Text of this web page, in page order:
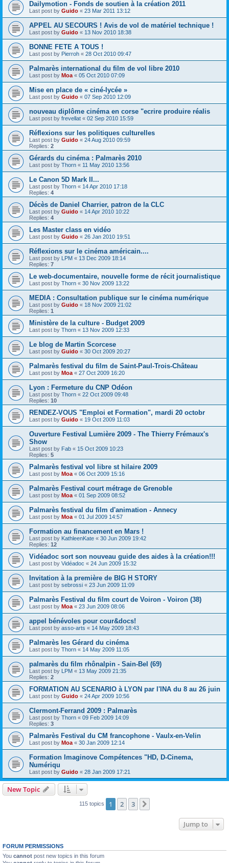
Dailymotion - Fonds de soutien à la création 2011
Last post by Guido « 23 Mar 2011 13:12
APPEL AU SECOURS ! Avis de vol de matériel technique !
Last post by Guido « 13 Nov 2010 18:38
BONNE FETE A TOUS !
Last post by Pierroh « 28 Oct 2010 09:47
Palmarès international du film de vol libre 2010
Last post by Moa « 05 Oct 2010 07:09
Mise en place de « ciné-lycée »
Last post by Guido « 07 Sep 2010 12:09
nouveau diplôme cinéma en corse "ecrire produire réalis
Last post by frevellat « 02 Sep 2010 15:59
Réflexions sur les politiques culturelles
Last post by Guido « 24 Aug 2010 09:59
Replies: 2
Gérards du cinéma : Palmarès 2010
Last post by Thorn « 11 May 2010 13:56
Le Canon 5D Mark II...
Last post by Thorn « 14 Apr 2010 17:18
Replies: 4
Décès de Daniel Charrier, patron de la CLC
Last post by Guido « 14 Apr 2010 10:22
Replies: 4
Les Master class en vidéo
Last post by Guido « 26 Jan 2010 19:51
Réflexions sur le cinéma américain....
Last post by LPM « 13 Dec 2009 18:14
Replies: 7
Le web-documentaire, nouvelle forme de récit journalistique
Last post by Thorn « 30 Nov 2009 13:22
MEDIA : Consultation publique sur le cinéma numérique
Last post by Guido « 18 Nov 2009 21:02
Replies: 1
Ministère de la culture - Budget 2009
Last post by Thorn « 13 Nov 2009 12:33
Le blog de Martin Scorcese
Last post by Guido « 30 Oct 2009 20:27
Palmarès festival du film de Saint-Paul-Trois-Château
Last post by Moa « 27 Oct 2009 16:20
Lyon : Fermeture du CNP Odéon
Last post by Thorn « 22 Oct 2009 09:48
Replies: 10
RENDEZ-VOUS "Emploi et Formation", mardi 20 octobr
Last post by Guido « 19 Oct 2009 11:03
Ouverture Festival Lumière 2009 - The Thierry Frémaux's
Show
Last post by Fab « 15 Oct 2009 10:23
Replies: 5
Palmarès festival vol libre st hilaire 2009
Last post by Moa « 06 Oct 2009 15:16
Palmarès Festival court métrage de Grenoble
Last post by Moa « 01 Sep 2009 08:52
Palmarès festival du film d'animation - Annecy
Last post by Moa « 01 Jul 2009 14:57
Formation au financement en Mars !
Last post by KathleenKate « 30 Jun 2009 19:42
Replies: 12
Vidéadoc sort son nouveau guide des aides à la création!!!
Last post by Vidéadoc « 24 Jun 2009 15:32
Invitation à la première de BIG H STORY
Last post by sebrossi « 23 Jun 2009 11:09
Palmarès Festival du film court de Voiron - Voiron (38)
Last post by Moa « 23 Jun 2009 08:06
appel bénévoles pour cour&docs!
Last post by asso-arts « 14 May 2009 18:43
Palmarès les Gérard du cinéma
Last post by Thorn « 14 May 2009 11:05
palmarès du film rhônalpin - Sain-Bel (69)
Last post by LPM « 13 May 2009 21:35
Replies: 2
FORMATION AU SCENARIO à LYON par l'INA du 8 au 26 juin
Last post by Guido « 24 Apr 2009 10:56
Clermont-Ferrand 2009 : Palmarès
Last post by Thorn « 09 Feb 2009 14:09
Replies: 3
Palmarès Festival du CM francophone - Vaulx-en-Velin
Last post by Moa « 30 Jan 2009 12:14
Formation Imaginove Compétences "HD, D-Cinema,
Numériqu
Last post by Guido « 28 Jan 2009 17:21
New Topic
115 topics 1 2 3
Jump to
FORUM PERMISSIONS
You cannot post new topics in this forum